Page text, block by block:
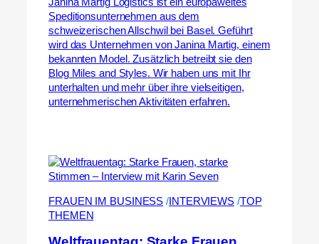
Janina Martig Logistics ist ein europaweites
Speditionsunternehmen aus dem
schweizerischen Allschwil bei Basel. Geführt
wird das Unternehmen von Janina Martig, einem
bekannten Model. Zusätzlich betreibt sie den
Blog Miles and Styles. Wir haben uns mit Ihr
unterhalten und mehr über ihre vielseitigen,
unternehmerischen Aktivitäten erfahren.
FRAUEN IM BUSINESS / INTERVIEWS /TOP
THEMEN